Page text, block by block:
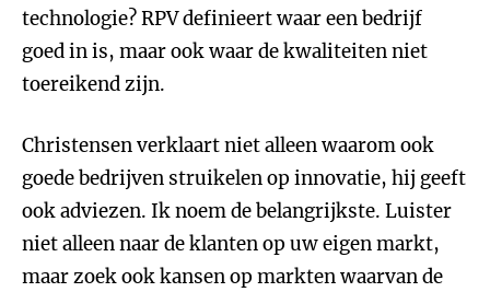
technologie? RPV definieert waar een bedrijf
goed in is, maar ook waar de kwaliteiten niet
toereikend zijn.
Christensen verklaart niet alleen waarom ook
goede bedrijven struikelen op innovatie, hij geeft
ook adviezen. Ik noem de belangrijkste. Luister
niet alleen naar de klanten op uw eigen markt,
maar zoek ook kansen op markten waarvan de